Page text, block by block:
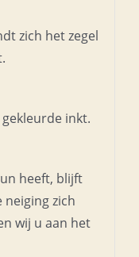
zich het zegel
inkt.
heeft, blijft
zich
wij u aan het